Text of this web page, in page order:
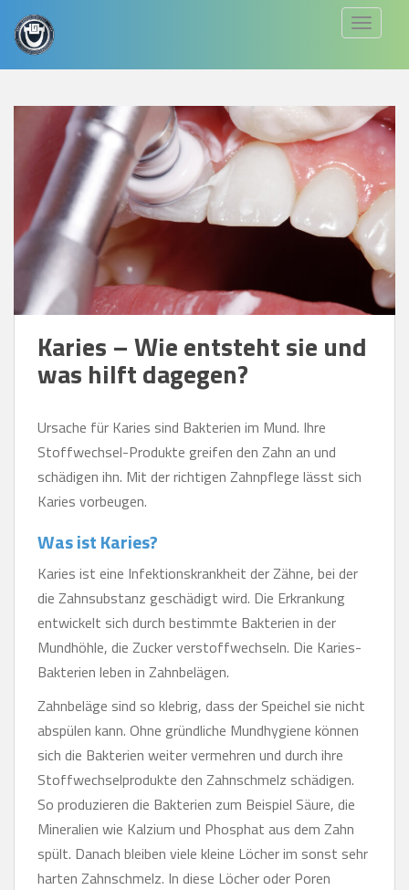
Karies – Wie entsteht sie und
was hilft dagegen?
Ursache für Karies sind Bakterien im Mund. Ihre
Stoffwechsel-Produkte greifen den Zahn an und
schädigen ihn. Mit der richtigen Zahnpflege lässt sich
Karies vorbeugen.
Was ist Karies?
Karies ist eine Infektionskrankheit der Zähne, bei der
die Zahnsubstanz geschädigt wird. Die Erkrankung
entwickelt sich durch bestimmte Bakterien in der
Mundhöhle, die Zucker verstoffwechseln. Die Karies-
Bakterien leben in Zahnbelägen.
Zahnbeläge sind so klebrig, dass der Speichel sie nicht
abspülen kann. Ohne gründliche Mundhygiene können
sich die Bakterien weiter vermehren und durch ihre
Stoffwechselprodukte den Zahnschmelz schädigen.
So produzieren die Bakterien zum Beispiel Säure, die
Mineralien wie Kalzium und Phosphat aus dem Zahn
spült. Danach bleiben viele kleine Löcher im sonst sehr
harten Zahnschmelz. In diese Löcher oder Poren